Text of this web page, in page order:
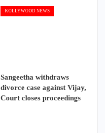
KOLLYWOOD NEWS
Sangeetha withdraws
divorce case against Vijay,
Court closes proceedings